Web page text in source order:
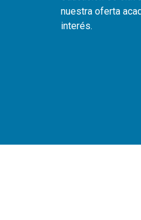
nuestra oferta
interés.